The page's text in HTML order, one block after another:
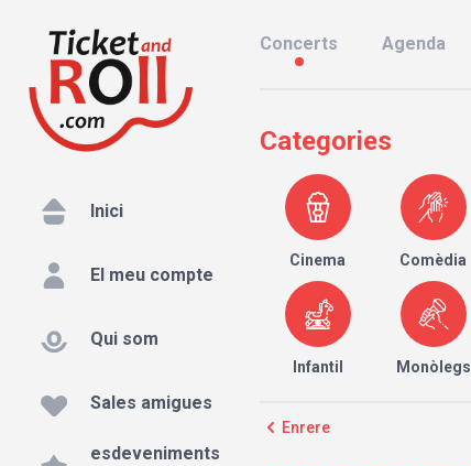
Inici
El meu compte
Qui som
Sales amigues
esdeveniments
Concerts Agenda
Categories
Cinema Comèdia
Infantil Monòlegs
Enrere